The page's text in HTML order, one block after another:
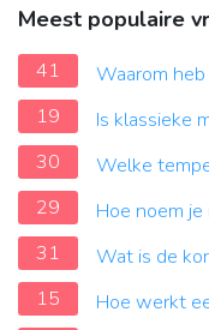
Meest populaire
41
Waarom
19
Is klassieke
30
Welke
29
Hoe noem
31
Wat is de
15
Hoe werkt